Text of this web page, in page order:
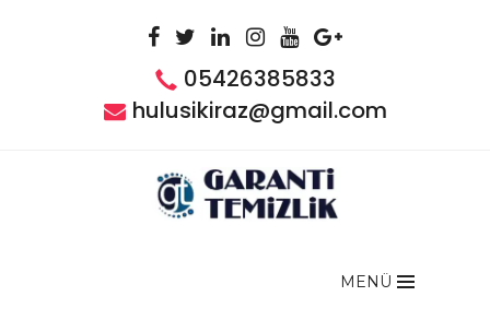
05426385833
hulusikiraz@gmail.com
MENÜ